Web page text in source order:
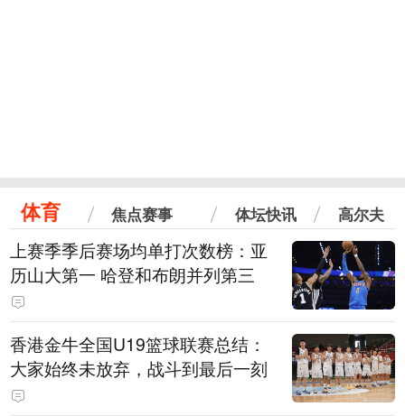
体育 焦点赛事 体坛快讯 高尔夫
上赛季季后赛场均单打次数榜：亚
历山大第一 哈登和布朗并列第三
香港金牛全国U19篮球联赛总结：
大家始终未放弃，战斗到最后一刻